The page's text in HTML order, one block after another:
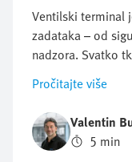
Ventilski terminal
zadataka – od
nadzora. Svatko
lanca vrijednosti
pitanje: koji je
opći odgovor, jer
različitih
odabir prema
Pročitajte više
Valentin
5 min